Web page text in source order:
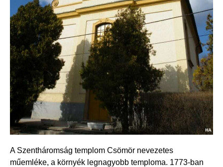
A Szentháromság templom Csömör nevezetes
műemléke, a környék legnagyobb temploma. 1773-ban